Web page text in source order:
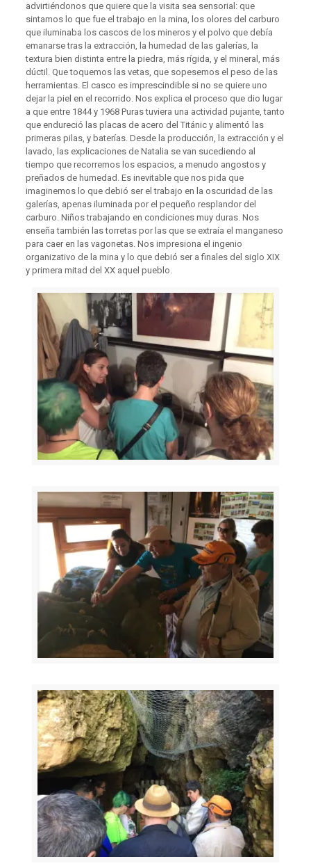
advirtiéndonos que quiere que la visita sea sensorial: que
sintamos lo que fue el trabajo en la mina, los olores del carburo
que iluminaba los cascos de los mineros y el polvo que debía
emanarse tras la extracción, la humedad de las galerías, la
textura bien distinta entre la piedra, más rígida, y el mineral, más
dúctil. Que toquemos las vetas, que sopesemos el peso de las
herramientas. El casco es imprescindible si no se quiere uno
dejar la piel en el recorrido. Nos explica el proceso que dio lugar
a que entre 1844 y 1968 Puras tuviera una actividad pujante, tanto
que endureció las placas de acero del Titánic y alimentó las
primeras pilas, y baterías. Desde la producción, la extracción y el
lavado, las explicaciones de Natalia se van sucediendo al
tiempo que recorremos los espacios, a menudo angostos y
preñados de humedad. Es inevitable que nos pida que
imaginemos lo que debió ser el trabajo en la oscuridad de las
galerías, apenas iluminada por el pequeño resplandor del
carburo. Niños trabajando en condiciones muy duras. Nos
enseña también las torretas por las que se extraía el manganeso
para caer en las vagonetas. Nos impresiona el ingenio
organizativo de la mina y lo que debió ser a finales del siglo XIX
y primera mitad del XX aquel pueblo.